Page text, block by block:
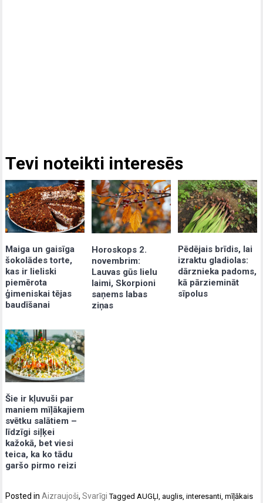
Tevi noteikti interesēs
Maiga un gaisīga
šokolādes torte,
kas ir lieliski
piemērota
ģimeniskai tējas
baudīšanai
Horoskops 2.
novembrim:
Lauvas gūs lielu
laimi, Skorpioni
saņems labas
ziņas
Pēdējais brīdis, lai
izraktu gladiolas:
dārznieka padoms,
kā pārziemināt
sīpolus
Šie ir kļuvuši par
maniem mīļākajiem
svētku salātiem –
līdzīgi siļķei
kažokā, bet viesi
teica, ka ko tādu
garšo pirmo reizi
Posted inAizraujoši,Svarīgi Tagged AUGĻI ,auglis ,interesanti ,mīļākais